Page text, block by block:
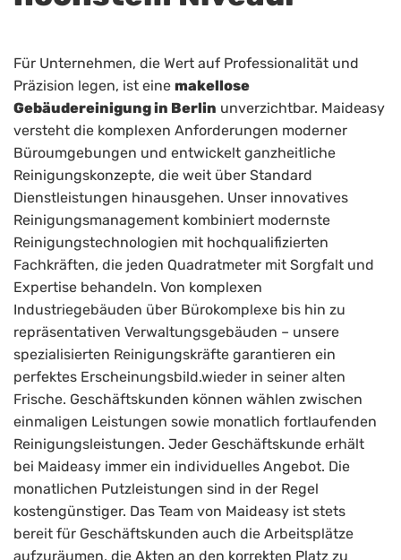
Für Unternehmen, die Wert auf Professionalität und
Präzision legen, ist eine makellose
Gebäudereinigung in Berlin unverzichtbar. Maideasy
versteht die komplexen Anforderungen moderner
Büroumgebungen und entwickelt ganzheitliche
Reinigungskonzepte, die weit über Standard
Dienstleistungen hinausgehen. Unser innovatives
Reinigungsmanagement kombiniert modernste
Reinigungstechnologien mit hochqualifizierten
Fachkräften, die jeden Quadratmeter mit Sorgfalt und
Expertise behandeln. Von komplexen
Industriegebäuden über Bürokomplexe bis hin zu
repräsentativen Verwaltungsgebäuden – unsere
spezialisierten Reinigungskräfte garantieren ein
perfektes Erscheinungsbild.wieder in seiner alten
Frische. Geschäftskunden können wählen zwischen
einmaligen Leistungen sowie monatlich fortlaufenden
Reinigungsleistungen. Jeder Geschäftskunde erhält
bei Maideasy immer ein individuelles Angebot. Die
monatlichen Putzleistungen sind in der Regel
kostengünstiger. Das Team von Maideasy ist stets
bereit für Geschäftskunden auch die Arbeitsplätze
aufzuräumen, die Akten an den korrekten Platz zu